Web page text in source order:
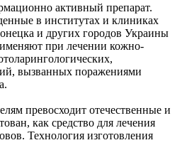
активный препарат.
в институтах и клиниках
и других городов Украины
при лечении кожно-
вызванных поражениями
превосходит отечественные и
как средство для лечения
Технология изготовления